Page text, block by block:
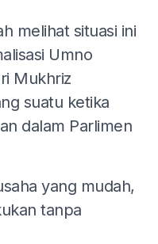
melihat situasi ini
Umno
Mukhriz
suatu ketika
dalam Parlimen
yang mudah,
tanpa